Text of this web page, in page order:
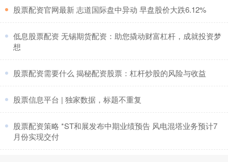
​股票配资官网最新 志道国际盘中异动 早盘股价大跌6.12%
​低息股票配资 无锡期货配资：助您撬动财富杠杆，成就投资梦
想
​股票配资需要什么 揭秘配资股票：杠杆炒股的风险与收益
​股票信息平台 | 独家数据，标题不重复
​股票配资策略 *ST和展发布中期业绩预告 风电混塔业务预计7
月份实现交付